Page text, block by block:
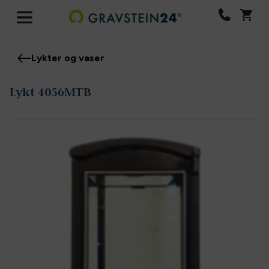
Lykter og vaser
Lykt 4056MTB